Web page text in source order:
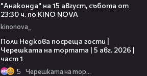
"Анаконда" на 15 август, събота от
23:30 ч. по KINO NOVA
kinonova_
Поли Недкова посреща гости |
Черешката на тортата | 5 авг. 2026 |
част 1
5 Черешката на тортата